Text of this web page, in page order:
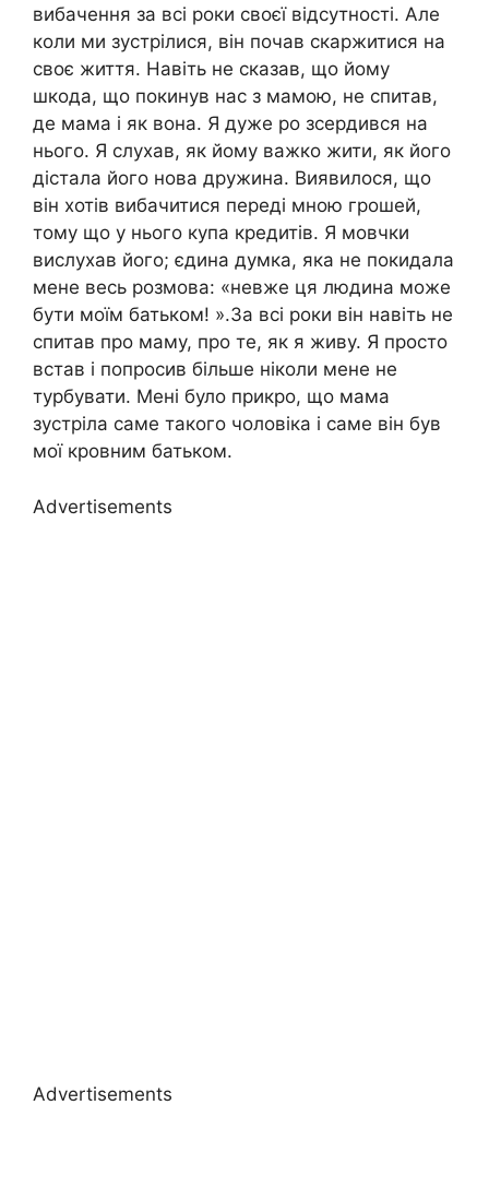
вибачення за всі роки своєї відсутності. Але
коли ми зустрілися, він почав скаржитися на
своє життя. Навіть не сказав, що йому
шкода, що покинув нас з мамою, не спитав,
де мама і як вона. Я дуже ро зсердився на
нього. Я слухав, як йому важко жити, як його
дістала його нова дружина. Виявилося, що
він хотів вибачитися переді мною грошей,
тому що у нього купа кредитів. Я мовчки
вислухав його; єдина думка, яка не покидала
мене весь розмова: «невже ця людина може
бути моїм батьком! ».За всі роки він навіть не
спитав про маму, про те, як я живу. Я просто
встав і попросив більше ніколи мене не
турбувати. Мені було прикро, що мама
зустріла саме такого чоловіка і саме він був
мої кровним батьком.
Advertisements
Advertisements